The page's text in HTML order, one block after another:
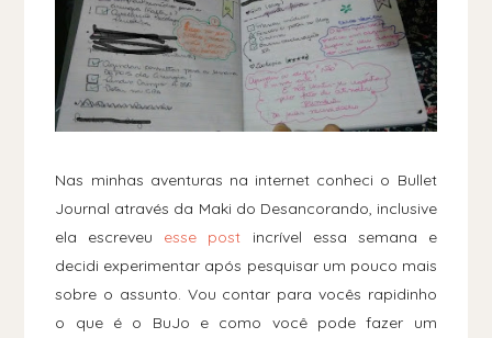
Nas minhas aventuras na internet conheci o Bullet
Journal através da Maki do Desancorando, inclusive
ela escreveu esse post incrível essa semana e
decidi experimentar após pesquisar um pouco mais
sobre o assunto. Vou contar para vocês rapidinho
o que é o BuJo e como você pode fazer um